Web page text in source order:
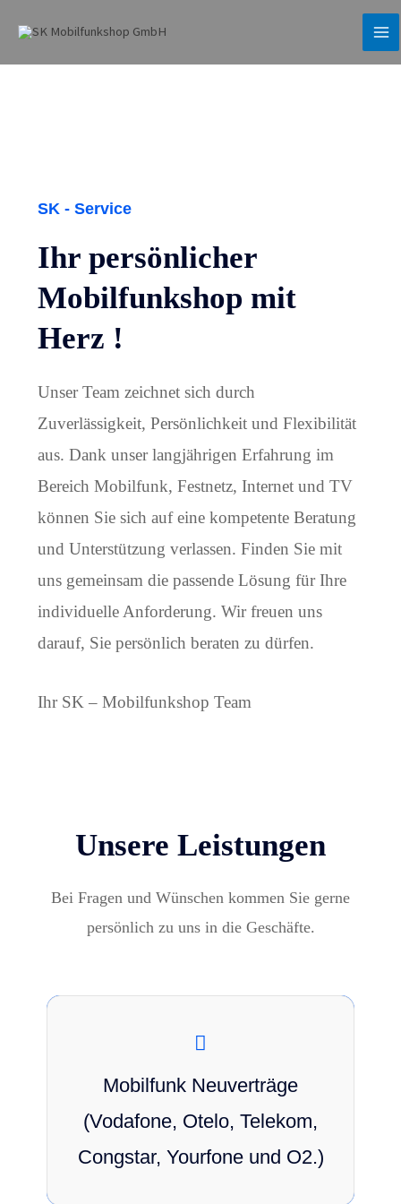
Inhalt
SK - Service
Ihr persönlicher
Mobilfunkshop mit
Herz !
Unser Team zeichnet sich durch
Zuverlässigkeit, Persönlichkeit und Flexibilität
aus. Dank unser langjährigen Erfahrung im
Bereich Mobilfunk, Festnetz, Internet und TV
können Sie sich auf eine kompetente Beratung
und Unterstützung verlassen. Finden Sie mit
uns gemeinsam die passende Lösung für Ihre
individuelle Anforderung. Wir freuen uns
darauf, Sie persönlich beraten zu dürfen.
Ihr SK – Mobilfunkshop Team
Unsere Leistungen
Bei Fragen und Wünschen kommen Sie gerne
persönlich zu uns in die Geschäfte.
Mobilfunk Neuverträge
(Vodafone, Otelo, Telekom,
Congstar, Yourfone und O2.)
Entdecken Sie unsere persönliche Beratung
Mobilfunkverträgen mit Anbietern wie Vodafone,
perfekten Tarif zu finden, der Ihren
Bedürfnissen entspricht, und sparen Ihnen Zeit